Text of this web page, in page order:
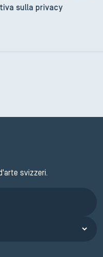
sulla privacy
svizzeri.